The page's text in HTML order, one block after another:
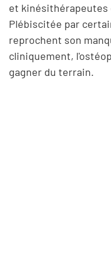
et
Plébiscitée par
reprochent son
cliniquement,
gagner du terrain.